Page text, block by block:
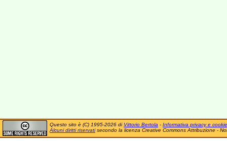
Questo sito è (C) 1995-2026 di Vittorio Bertola - Informativa privacy e cookie
Alcuni diritti riservatisecondo la licenza Creative Commons Attribuzione -